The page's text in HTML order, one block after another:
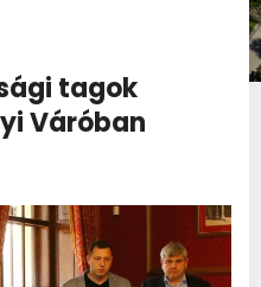
tagok
Váróban